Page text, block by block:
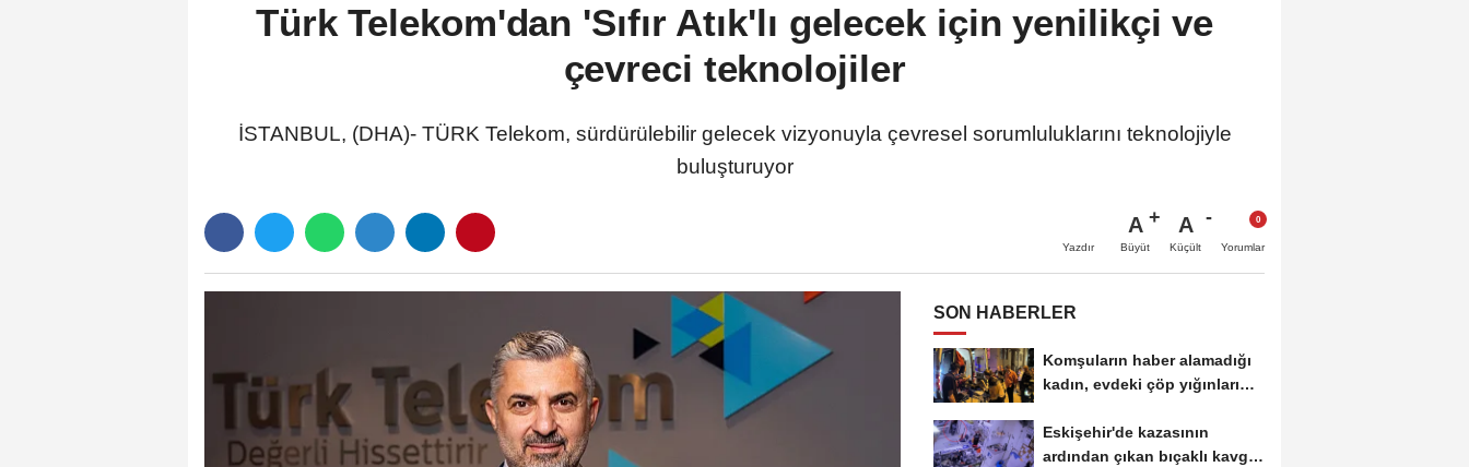
Türk Telekom'dan 'Sıfır Atık'lı gelecek için yenilikçi ve
çevreci teknolojiler
İSTANBUL, (DHA)- TÜRK Telekom, sürdürülebilir gelecek vizyonuyla çevresel sorumluluklarını teknolojiyle
buluşturuyor
Yazdır
A
Büyüt
A
Küçült Yorumlar
SON HABERLER
Komşuların haber alamadığı
kadın, evdeki çöp yığınları
Eskişehir'de kazasının
ardından çıkan bıçaklı kavga